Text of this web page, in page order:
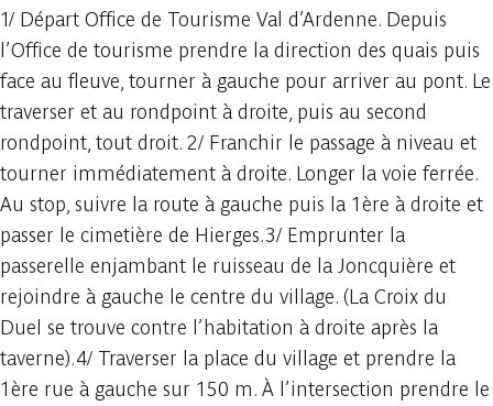
1/ Départ Office de Tourisme Val d’Ardenne. Depuis
l’Office de tourisme prendre la direction des quais puis
face au fleuve, tourner à gauche pour arriver au pont. Le
traverser et au rondpoint à droite, puis au second
rondpoint, tout droit. 2/ Franchir le passage à niveau et
tourner immédiatement à droite. Longer la voie ferrée.
Au stop, suivre la route à gauche puis la 1ère à droite et
passer le cimetière de Hierges.3/ Emprunter la
passerelle enjambant le ruisseau de la Joncquière et
rejoindre à gauche le centre du village. (La Croix du
Duel se trouve contre l’habitation à droite après la
taverne).4/ Traverser la place du village et prendre la
1ère rue à gauche sur 150 m. À l’intersection prendre le